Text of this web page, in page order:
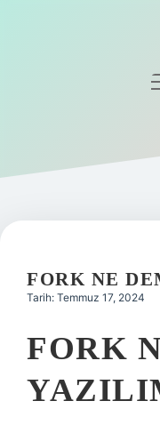
Gizlilik Politikası
Yasal Uyarı
FORK NE
Tarih: Temmuz 17, 2024
FORK